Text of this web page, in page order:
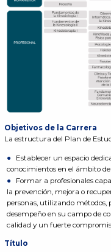
Objetivos de la Carrera
La estructura del Plan de
Establecer un espacio
conocimientos en el ámbito
Formar a profesionales
la prevención, mejora o
personas, utilizando métodos,
desempeño en su campo de
calidad y un fuerte
Título